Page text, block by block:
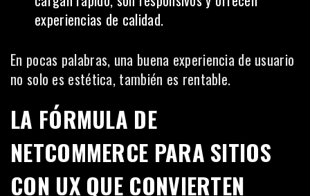
experiencias de calidad.
En pocas palabras, una buena experiencia de usuario
no solo es estética, también es rentable.
LA FÓRMULA DE
NETCOMMERCE PARA SITIOS
CON UX QUE CONVIERTEN